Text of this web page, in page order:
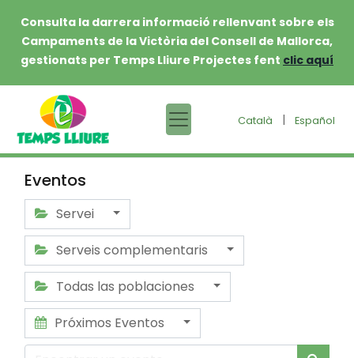
Consulta la darrera informació rellenvant sobre els
Campaments de la Victòria del Consell de Mallorca,
gestionats per Temps Lliure Projectes fent clic aquí
Català | Español
Eventos
Servei
Serveis complementaris
Todas las poblaciones
Próximos Eventos